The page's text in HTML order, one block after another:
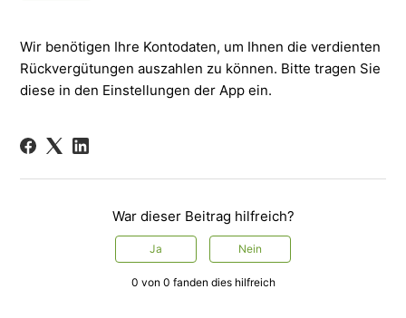
Wir benötigen Ihre Kontodaten, um Ihnen die verdienten
Rückvergütungen auszahlen zu können. Bitte tragen Sie
diese in den Einstellungen der App ein.
War dieser Beitrag hilfreich?
Ja Nein
0 von 0 fanden dies hilfreich